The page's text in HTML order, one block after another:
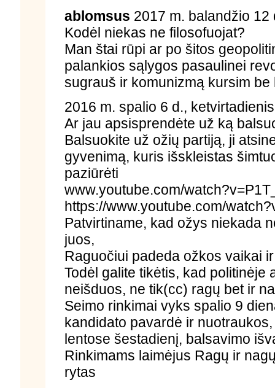
ablomsus 2017 m. balandžio
Kodėl niekas ne filosofuojat?
Man štai rūpi ar po šitos
palankios sąlygos pasaulinei
sugrauš ir komunizmą kursim
2016 m. spalio 6 d.,
Ar jau apsisprendėte už ką
Balsuokite už ožių partiją, ji
gyvenimą, kuris išskleistas
paziūrėti
www.youtube.com/
https://www.youtube.com/
Patvirtiname, kad ožys niekada
juos,
Raguočiui padeda ožkos vaikai
Todėl galite tikėtis, kad politinėje
neišduos, ne tik(cc) ragų bet ir
Seimo rinkimai vyks spalio 9
kandidato pavardė ir
lentose šestadienį, balsavimo
Rinkimams laimėjus Ragų ir
rytas